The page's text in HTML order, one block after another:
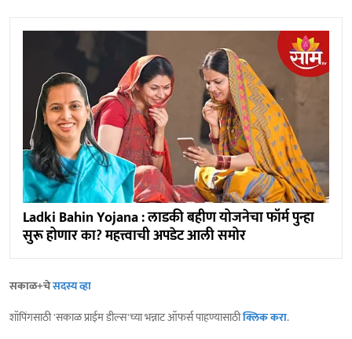
Ladki Bahin Yojana : लाडकी बहीण योजनेचा फॉर्म पुन्हा
सुरू होणार का? महत्त्वाची अपडेट आली समोर
सकाळ+चेसदस्य व्हा
शॉपिंगसाठी 'सकाळ प्राईम डील्स'च्या भन्नाट ऑफर्स पाहण्यासाठीक्लिक करा.